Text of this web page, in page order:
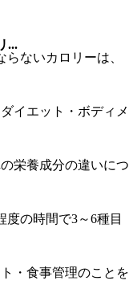
...
ないカロリーは、
イエット・ボディメ
栄養成分の違いにつ
度の時間で3～6種目
・食事管理のことを